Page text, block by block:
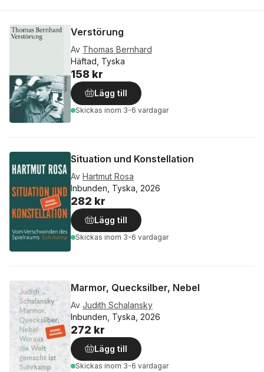
Verstörung
Av Thomas Bernhard
Häftad, Tyska
158 kr
Lägg till
Skickas inom 3-6 vardagar
Situation und Konstellation
Av Hartmut Rosa
Inbunden, Tyska, 2026
282 kr
Lägg till
Skickas inom 3-6 vardagar
Marmor, Quecksilber, Nebel
Av Judith Schalansky
Inbunden, Tyska, 2026
272 kr
Lägg till
Skickas inom 3-6 vardagar